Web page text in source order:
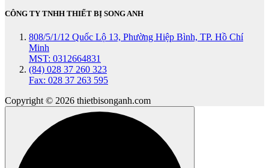
CÔNG TY TNHH THIẾT BỊ SONG ANH
808/5/1/12 Quốc Lộ 13, Phường Hiệp Bình, TP. Hồ Chí
Minh
MST: 0312664831
(84) 028 37 260 323
Fax: 028 37 263 595
Copyright © 2026 thietbisonganh.com